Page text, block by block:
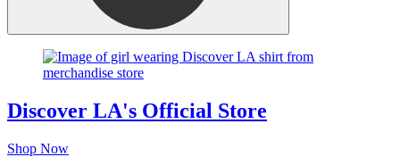
Discover LA's Official Store
Shop Now